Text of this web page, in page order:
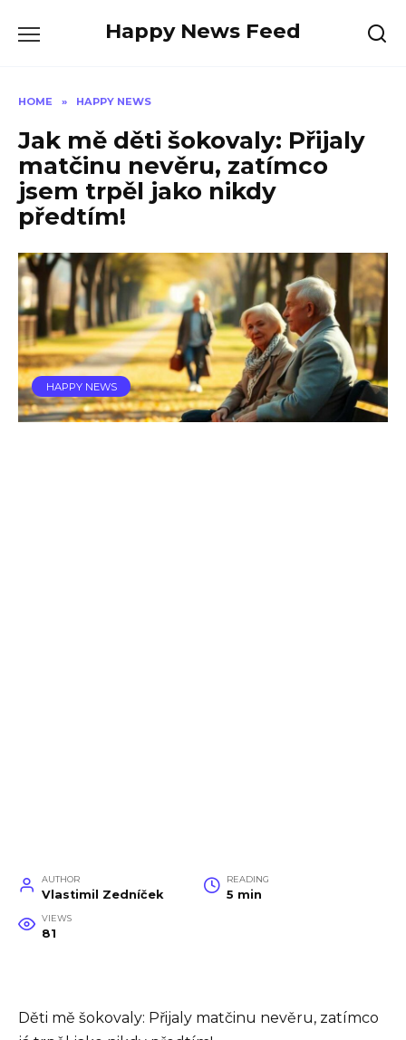
Happy News Feed
HOME » HAPPY NEWS
Jak mě děti šokovaly: Přijaly
matčinu nevěru, zatímco
jsem trpěl jako nikdy
předtím!
HAPPY NEWS
AUTHOR
Vlastimil Zedníček
READING
5 min
VIEWS
81
Děti mě šokovaly: Přijaly matčinu nevěru, zatímco